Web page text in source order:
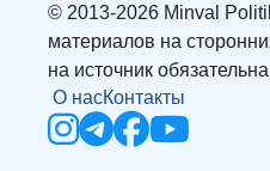
© 2013-2026 Minval
материалов на
на источник
О насКонтакты